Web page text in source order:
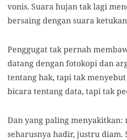
vonis. Suara hujan tak lagi
bersaing dengan suara
Penggugat tak pernah
datang dengan fotokopi dan
tentang hak, tapi tak
bicara tentang data, tapi tak
Dan yang paling menyakitkan:
seharusnya hadir, justru diam.